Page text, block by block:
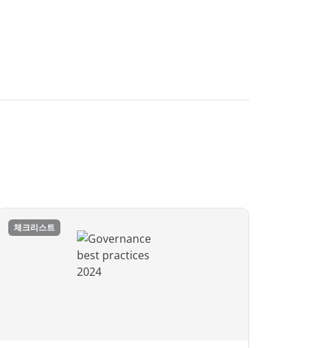
체크리스트